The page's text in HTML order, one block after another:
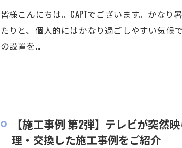
皆様こんにちは。CAPTでございます。かな
たりと、個人的にはかなり過ごしやすい気候
の設置を…
【施工事例 第2弾】テレビが突然
理・交換した施工事例をご紹介